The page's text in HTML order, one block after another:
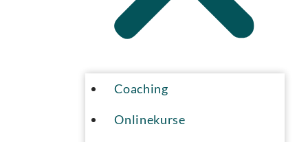
Coaching
Onlinekurse